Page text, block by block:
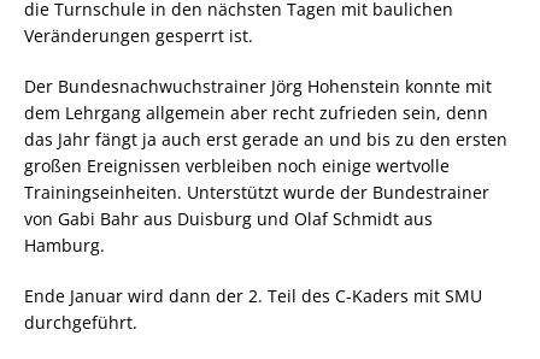
die Turnschule in den nächsten Tagen mit baulichen
Veränderungen gesperrt ist.
Der Bundesnachwuchstrainer Jörg Hohenstein konnte mit
dem Lehrgang allgemein aber recht zufrieden sein, denn
das Jahr fängt ja auch erst gerade an und bis zu den ersten
großen Ereignissen verbleiben noch einige wertvolle
Trainingseinheiten. Unterstützt wurde der Bundestrainer
von Gabi Bahr aus Duisburg und Olaf Schmidt aus
Hamburg.
Ende Januar wird dann der 2. Teil des C-Kaders mit SMU
durchgeführt.